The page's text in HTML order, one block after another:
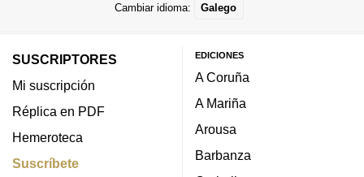
Cambiar idioma: Galego
SUSCRIPTORES
Mi suscripción
Réplica en PDF
Hemeroteca
Suscríbete
EDICIONES
A Coruña
A Mariña
Arousa
Barbanza